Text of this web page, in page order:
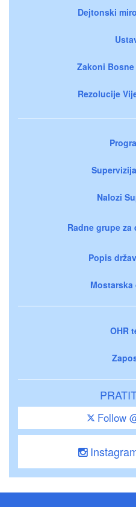
Dejtonski
Zakoni
Rezolucije
Nalozi
Radne grupe
Popis
Mostarska
OHR
Follow